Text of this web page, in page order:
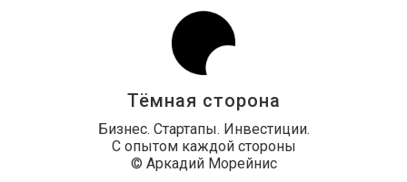
Тёмная сторона
Бизнес. Стартапы. Инвестиции.
С опытом каждой стороны
© Аркадий Морейнис